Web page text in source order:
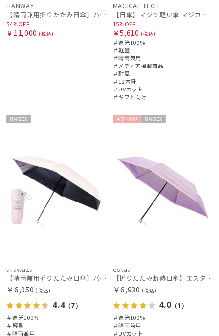
HANWAY
【晴雨兼用折りたたみ日傘】ハンウェイ (HANWAY) Socal Gir（ソーカル・ガール） 暑さ対策、紫外線対策、親骨：～50cm 雨の日OK 遮光 UV 晴雨兼用
54%OFF
￥11,000 (税込)
MAGICAL TECH
【日傘】マジで軽い傘 マジカルテックプロテクション（MAGICAL TECH PROTECTION）Tough 12 rib55cm
15%OFF
￥5,610 (税込)
＃遮光100%
＃軽量
＃晴雨兼用
＃メディア掲載商品
＃耐風
＃12本骨
＃UVカット
＃ギフト向け
urawaza
【晴雨兼用折りたたみ日傘】パッとさして、サッとしまえる傘コワザ(kowaza) ボーダー 50 遮光100% UV100%
￥6,050 (税込)
4.4 （7）
＃遮光100%
＃軽量
＃晴雨兼用
estaa
【折りたたみ断熱日傘】エスタ (estaa) ハニカム断熱パラソル グラデーション 折りたたみ傘 晴雨兼用 遮光100 UV100
￥6,930 (税込)
4.0 （1）
＃遮光100%
＃晴雨兼用
＃UVカット